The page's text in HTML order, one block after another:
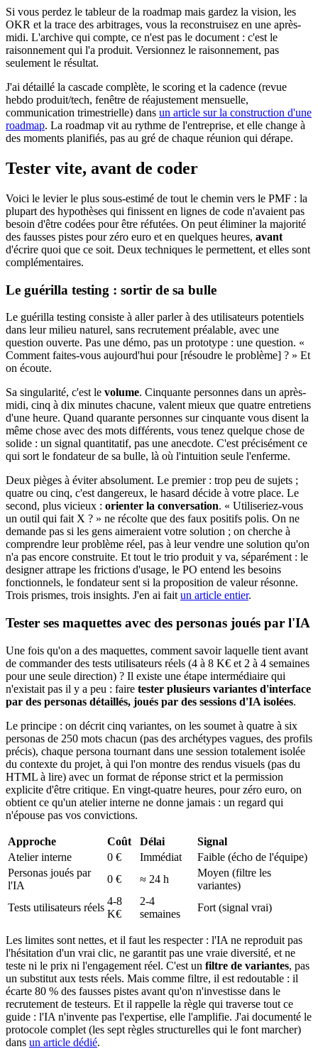
Si vous perdez le tableur de la roadmap mais gardez la vision, les
OKR et la trace des arbitrages, vous la reconstruisez en une après-
midi. L'archive qui compte, ce n'est pas le document : c'est le
raisonnement qui l'a produit. Versionnez le raisonnement, pas
seulement le résultat.
J'ai détaillé la cascade complète, le scoring et la cadence (revue
hebdo produit/tech, fenêtre de réajustement mensuelle,
communication trimestrielle) dans un article sur la construction d'une
roadmap. La roadmap vit au rythme de l'entreprise, et elle change à
des moments planifiés, pas au gré de chaque réunion qui dérape.
Tester vite, avant de coder
Voici le levier le plus sous-estimé de tout le chemin vers le PMF : la
plupart des hypothèses qui finissent en lignes de code n'avaient pas
besoin d'être codées pour être réfutées. On peut éliminer la majorité
des fausses pistes pour zéro euro et en quelques heures, avant
d'écrire quoi que ce soit. Deux techniques le permettent, et elles sont
complémentaires.
Le guérilla testing : sortir de sa bulle
Le guérilla testing consiste à aller parler à des utilisateurs potentiels
dans leur milieu naturel, sans recrutement préalable, avec une
question ouverte. Pas une démo, pas un prototype : une question. «
Comment faites-vous aujourd'hui pour [résoudre le problème] ? » Et
on écoute.
Sa singularité, c'est le volume. Cinquante personnes dans un après-
midi, cinq à dix minutes chacune, valent mieux que quatre entretiens
d'une heure. Quand quarante personnes sur cinquante vous disent la
même chose avec des mots différents, vous tenez quelque chose de
solide : un signal quantitatif, pas une anecdote. C'est précisément ce
qui sort le fondateur de sa bulle, là où l'intuition seule l'enferme.
Deux pièges à éviter absolument. Le premier : trop peu de sujets ;
quatre ou cinq, c'est dangereux, le hasard décide à votre place. Le
second, plus vicieux : orienter la conversation. « Utiliseriez-vous
un outil qui fait X ? » ne récolte que des faux positifs polis. On ne
demande pas si les gens aimeraient votre solution ; on cherche à
comprendre leur problème réel, pas à leur vendre une solution qu'on
n'a pas encore construite. Et tout le trio produit y va, séparément : le
designer attrape les frictions d'usage, le PO entend les besoins
fonctionnels, le fondateur sent si la proposition de valeur résonne.
Trois prismes, trois insights. J'en ai fait un article entier.
Tester ses maquettes avec des personas joués par l'IA
Une fois qu'on a des maquettes, comment savoir laquelle tient avant
de commander des tests utilisateurs réels (4 à 8 K€ et 2 à 4 semaines
pour une seule direction) ? Il existe une étape intermédiaire qui
n'existait pas il y a peu : faire tester plusieurs variantes d'interface
par des personas détaillés, joués par des sessions d'IA isolées.
Le principe : on décrit cinq variantes, on les soumet à quatre à six
personas de 250 mots chacun (pas des archétypes vagues, des profils
précis), chaque persona tournant dans une session totalement isolée
du contexte du projet, à qui l'on montre des rendus visuels (pas du
HTML à lire) avec un format de réponse strict et la permission
explicite d'être critique. En vingt-quatre heures, pour zéro euro, on
obtient ce qu'un atelier interne ne donne jamais : un regard qui
n'épouse pas vos convictions.
Approche Coût Délai
Signal
Atelier interne
0 € Immédiat
Faible (écho de l'équipe)
Personas joués par
l'IA
0 € ≈ 24 h
Moyen (filtre les
variantes)
Tests utilisateurs réels
4-8
K€
2-4
semaines
Fort (signal vrai)
Les limites sont nettes, et il faut les respecter : l'IA ne reproduit pas
l'hésitation d'un vrai clic, ne garantit pas une vraie diversité, et ne
teste ni le prix ni l'engagement réel. C'est un filtre de variantes, pas
un substitut aux tests réels. Mais comme filtre, il est redoutable : il
écarte 80 % des fausses pistes avant qu'on n'investisse dans le
recrutement de testeurs. Et il rappelle la règle qui traverse tout ce
guide : l'IA n'invente pas l'expertise, elle l'amplifie. J'ai documenté le
protocole complet (les sept règles structurelles qui le font marcher)
dans un article dédié.